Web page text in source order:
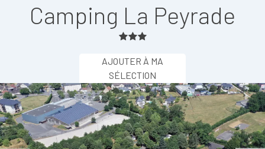
Camping La Peyrade
AJOUTER À MA
SÉLECTION